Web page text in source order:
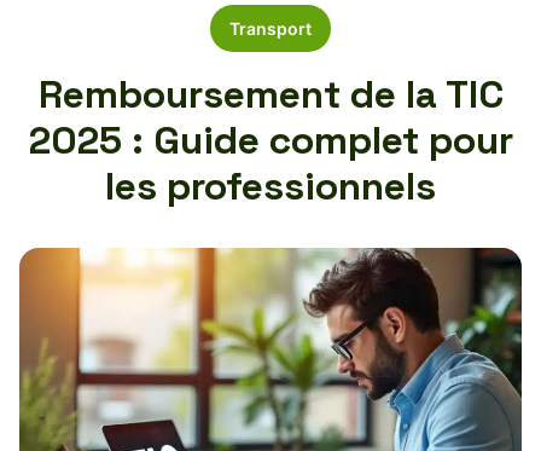
Transport
Remboursement de la TIC
2025 : Guide complet pour
les professionnels